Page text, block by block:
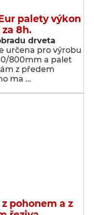
palety výkon
za 8h.
drveta
určena pro výrobu
800mm a palet
z předem
ma …
pohonem a z